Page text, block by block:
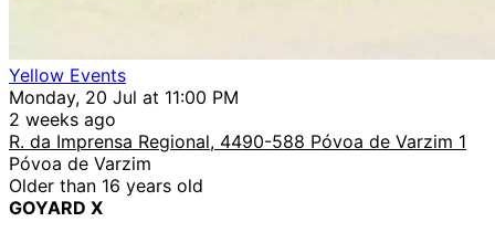
Yellow Events
Monday, 20 Jul at 11:00 PM
2 weeks ago
R. da Imprensa Regional, 4490-588 Póvoa de Varzim 1
Póvoa de Varzim
Older than 16 years old
GOYARD X